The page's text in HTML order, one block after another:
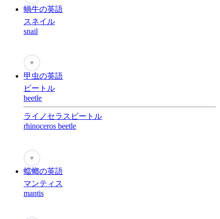
蝸牛の英語
スネイル
snail
♥
甲虫の英語
ビートル
beetle
ライノセラスビートル
rhinoceros beetle
♥
蟷螂の英語
マンティス
mantis